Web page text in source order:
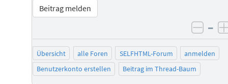
Beitrag melden
–
Übersicht alle Foren SELFHTML-Forum
anmelden
Benutzerkonto erstellen
Beitrag im Thread-Baum